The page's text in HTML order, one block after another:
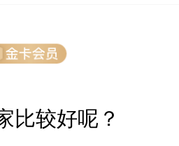
比较好呢？